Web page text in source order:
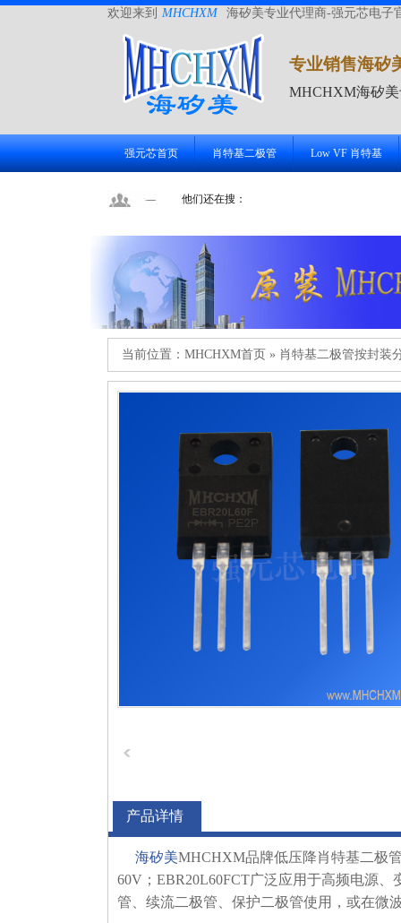
欢迎来到 MHCHXM 海矽美专业代理商-强元芯电子
专业销售海矽
MHCHXM海矽
强元芯首页 肖特基二极管 Low VF 肖特基
他们还在搜：
当前位置： MHCHXM首页 » 肖特基二极管按封装
产品详情
海矽美MHCHXM品牌低压降肖特基二极
60V；EBR20L60FCT广泛应用于高频电源
管、续流二极管、保护二极管使用，或在微